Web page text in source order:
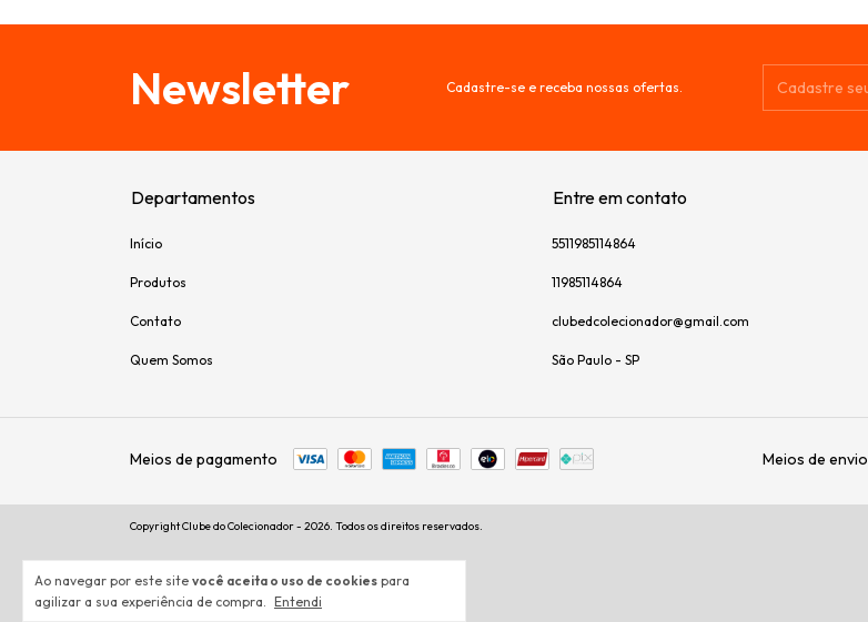
Ao navegar por este site você aceita o uso de cookies para
agilizar a sua experiência de compra. Entendi
Newsletter Cadastre-se e receba nossas ofertas.
Departamentos
Início
Produtos
Contato
Quem Somos
Entre em contato
5511985114864
11985114864
clubedcolecionador@gmail.com
São Paulo - SP
Meios de pagamento Meios de envio
Copyright Clube do Colecionador - 2026. Todos os direitos reservados.